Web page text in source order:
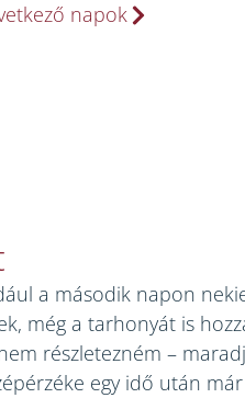
napok
a második napon
még a tarhonyát is
részletezném –
egy idő után